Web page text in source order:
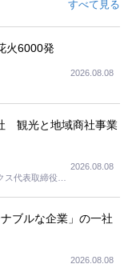
すべて見る
火6000発
2026.08.08
観光と地域商社事業
代表取締役社
2026.08.08
ブルな企業」の一社
2026.08.08